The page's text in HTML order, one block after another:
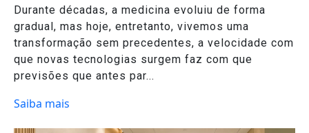
Durante décadas, a medicina evoluiu de forma
gradual, mas hoje, entretanto, vivemos uma
transformação sem precedentes, a velocidade com
que novas tecnologias surgem faz com que
previsões que antes par...
Saiba mais